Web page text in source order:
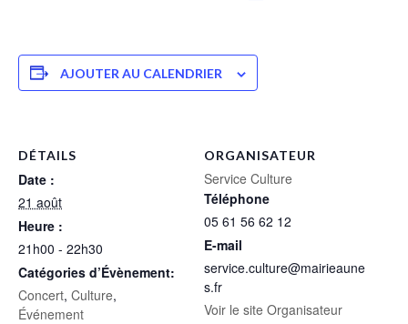
AJOUTER AU CALENDRIER
DÉTAILS
Date :
21 août
Heure :
21h00 - 22h30
Catégories d’Évènement:
Concert, Culture,
Événement
ORGANISATEUR
Service Culture
Téléphone
05 61 56 62 12
E-mail
service.culture@mairieaune
s.fr
Voir le site Organisateur